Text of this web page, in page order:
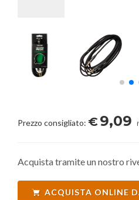
Prezzo consigliato: €9,09
Acquista tramite un nostro
ACQUISTA ONLINE